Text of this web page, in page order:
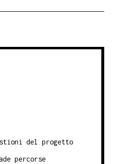
del progetto
percorse